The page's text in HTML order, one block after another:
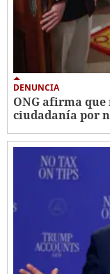
DENUNCIA
ONG afirma
ciudadanía por